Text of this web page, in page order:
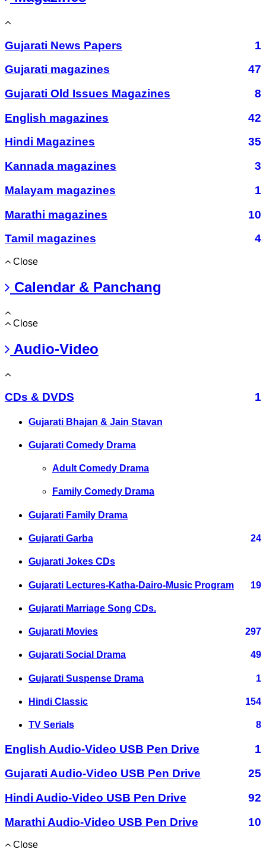
Gujarati News Papers
1
Gujarati magazines
47
Gujarati Old Issues Magazines
8
English magazines
42
Hindi Magazines
35
Kannada magazines
3
Malayam magazines
1
Marathi magazines
10
Tamil magazines
4
Close
Calendar & Panchang
Close
Audio-Video
CDs & DVDS 1
Gujarati Bhajan & Jain Stavan
Gujarati Comedy Drama
Adult Comedy Drama
Family Comedy Drama
Gujarati Family Drama
Gujarati Garba 24
Gujarati Jokes CDs
Gujarati Lectures-Katha-Dairo-Music Program 19
Gujarati Marriage Song CDs.
Gujarati Movies 297
Gujarati Social Drama 49
Gujarati Suspense Drama 1
Hindi Classic 154
TV Serials 8
English Audio-Video USB Pen Drive
1
Gujarati Audio-Video USB Pen Drive
25
Hindi Audio-Video USB Pen Drive
92
Marathi Audio-Video USB Pen Drive
10
Close